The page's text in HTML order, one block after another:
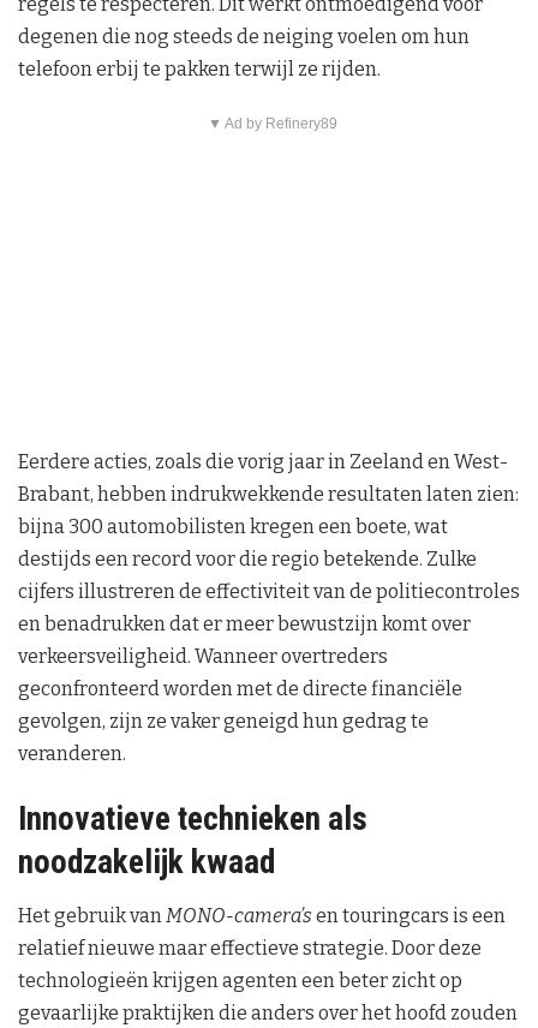
degenen die nog steeds de neiging voelen om hun
telefoon erbij te pakken terwijl ze rijden.
▼ Ad by Refinery89
Eerdere acties, zoals die vorig jaar in Zeeland en West-
Brabant, hebben indrukwekkende resultaten laten zien:
bijna 300 automobilisten kregen een boete, wat
destijds een record voor die regio betekende. Zulke
cijfers illustreren de effectiviteit van de politiecontroles
en benadrukken dat er meer bewustzijn komt over
verkeersveiligheid. Wanneer overtreders
geconfronteerd worden met de directe financiële
gevolgen, zijn ze vaker geneigd hun gedrag te
veranderen.
Innovatieve technieken als
noodzakelijk kwaad
Het gebruik vanMONO-camera’s en touringcars is een
relatief nieuwe maar effectieve strategie. Door deze
technologieën krijgen agenten een beter zicht op
gevaarlijke praktijken die anders over het hoofd zouden